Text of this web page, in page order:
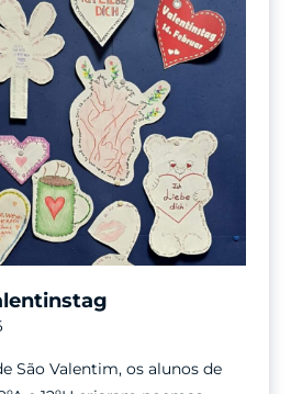
São Valentim, os alunos de